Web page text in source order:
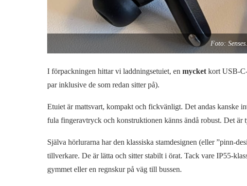
Foto:
I förpackningen hittar vi laddningsetuiet, en mycketkort USB-C-
par inklusive de som redan sitter på).
Etuiet är mattsvart, kompakt och fickvänligt. Det andas kanske
fula fingeravtryck och konstruktionen känns ändå robust. Det
Själva hörlurarna har den klassiska stamdesignen (eller ”pinn-
tillverkare. De är lätta och sitter stabilt i örat. Tack vare IP55-
gymmet eller en regnskur på väg till bussen.